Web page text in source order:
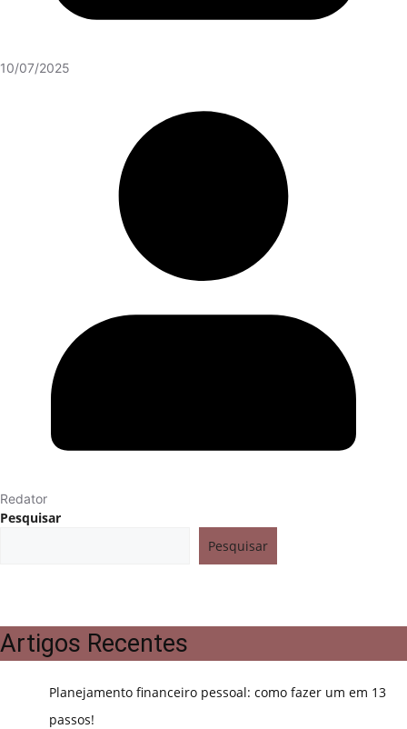
10/07/2025
Redator
Pesquisar
Pesquisar
Artigos Recentes
Planejamento financeiro pessoal: como fazer um em 13
passos!